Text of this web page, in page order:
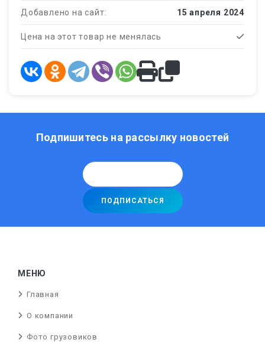
Добавлено на сайт: 15 апреля 2024
Цена на этот товар не менялась
Подпишитесь на рассылку новостей
МЕНЮ
Главная
О компании
Фото грузовиков